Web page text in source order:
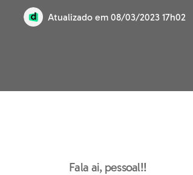
Fies
Atualizado em 08/03/2023 17h02
Fala ai, pessoal!!